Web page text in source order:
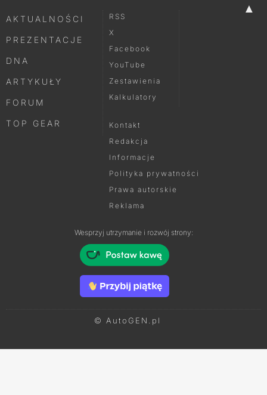
▲
AKTUALNOŚCI
PREZENTACJE
DNA
ARTYKUŁY
FORUM
TOP GEAR
RSS
X
Facebook
YouTube
Zestawienia
Kalkulatory
Kontakt
Redakcja
Informacje
Polityka prywatności
Prawa autorskie
Reklama
Wesprzyj utrzymanie i rozwój strony:
© AutoGEN.pl